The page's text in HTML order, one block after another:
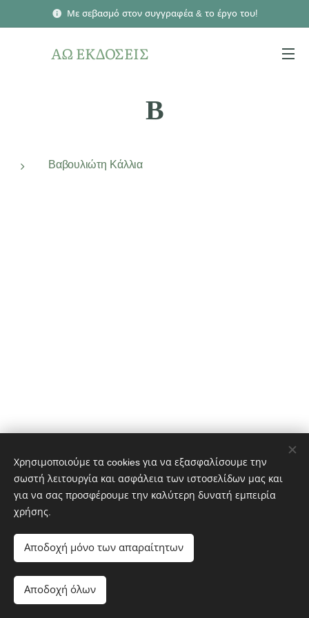
Με σεβασμό στον συγγραφέα & το έργο του!
ΑΩ ΕΚΔΟΣΕΙΣ
Β
Βαβουλιώτη Κάλλια
© 2023 ΑΩ ΕΚΔΟΣΕΙΣ - Διατηρούνται όλα τα δικαιώματα
Εκδότης
Διεύθυνση: Αθ. Μιχάλη 19 190 10 Καλύβια Αττικής
Τηλέφωνο: 6932 616019
e-mail: aomegaekdoseis@yahoo.gr
Χρησιμοποιούμε τα cookies για να εξασφαλίσουμε την
σωστή λειτουργία και ασφάλεια των ιστοσελίδων μας και
για να σας προσφέρουμε την καλύτερη δυνατή εμπειρία
χρήσης.
Αποδοχή μόνο των απαραίτητων
Αποδοχή όλων